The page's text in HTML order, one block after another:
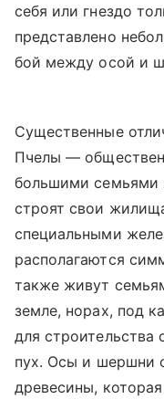
себя или гнездо
представлено
бой между осой и
Существенные
Пчелы —
большими семьями
строят свои
специальными
располагаются
также живут
земле, норах, под
для строительства
пух. Осы и шершни
древесины,